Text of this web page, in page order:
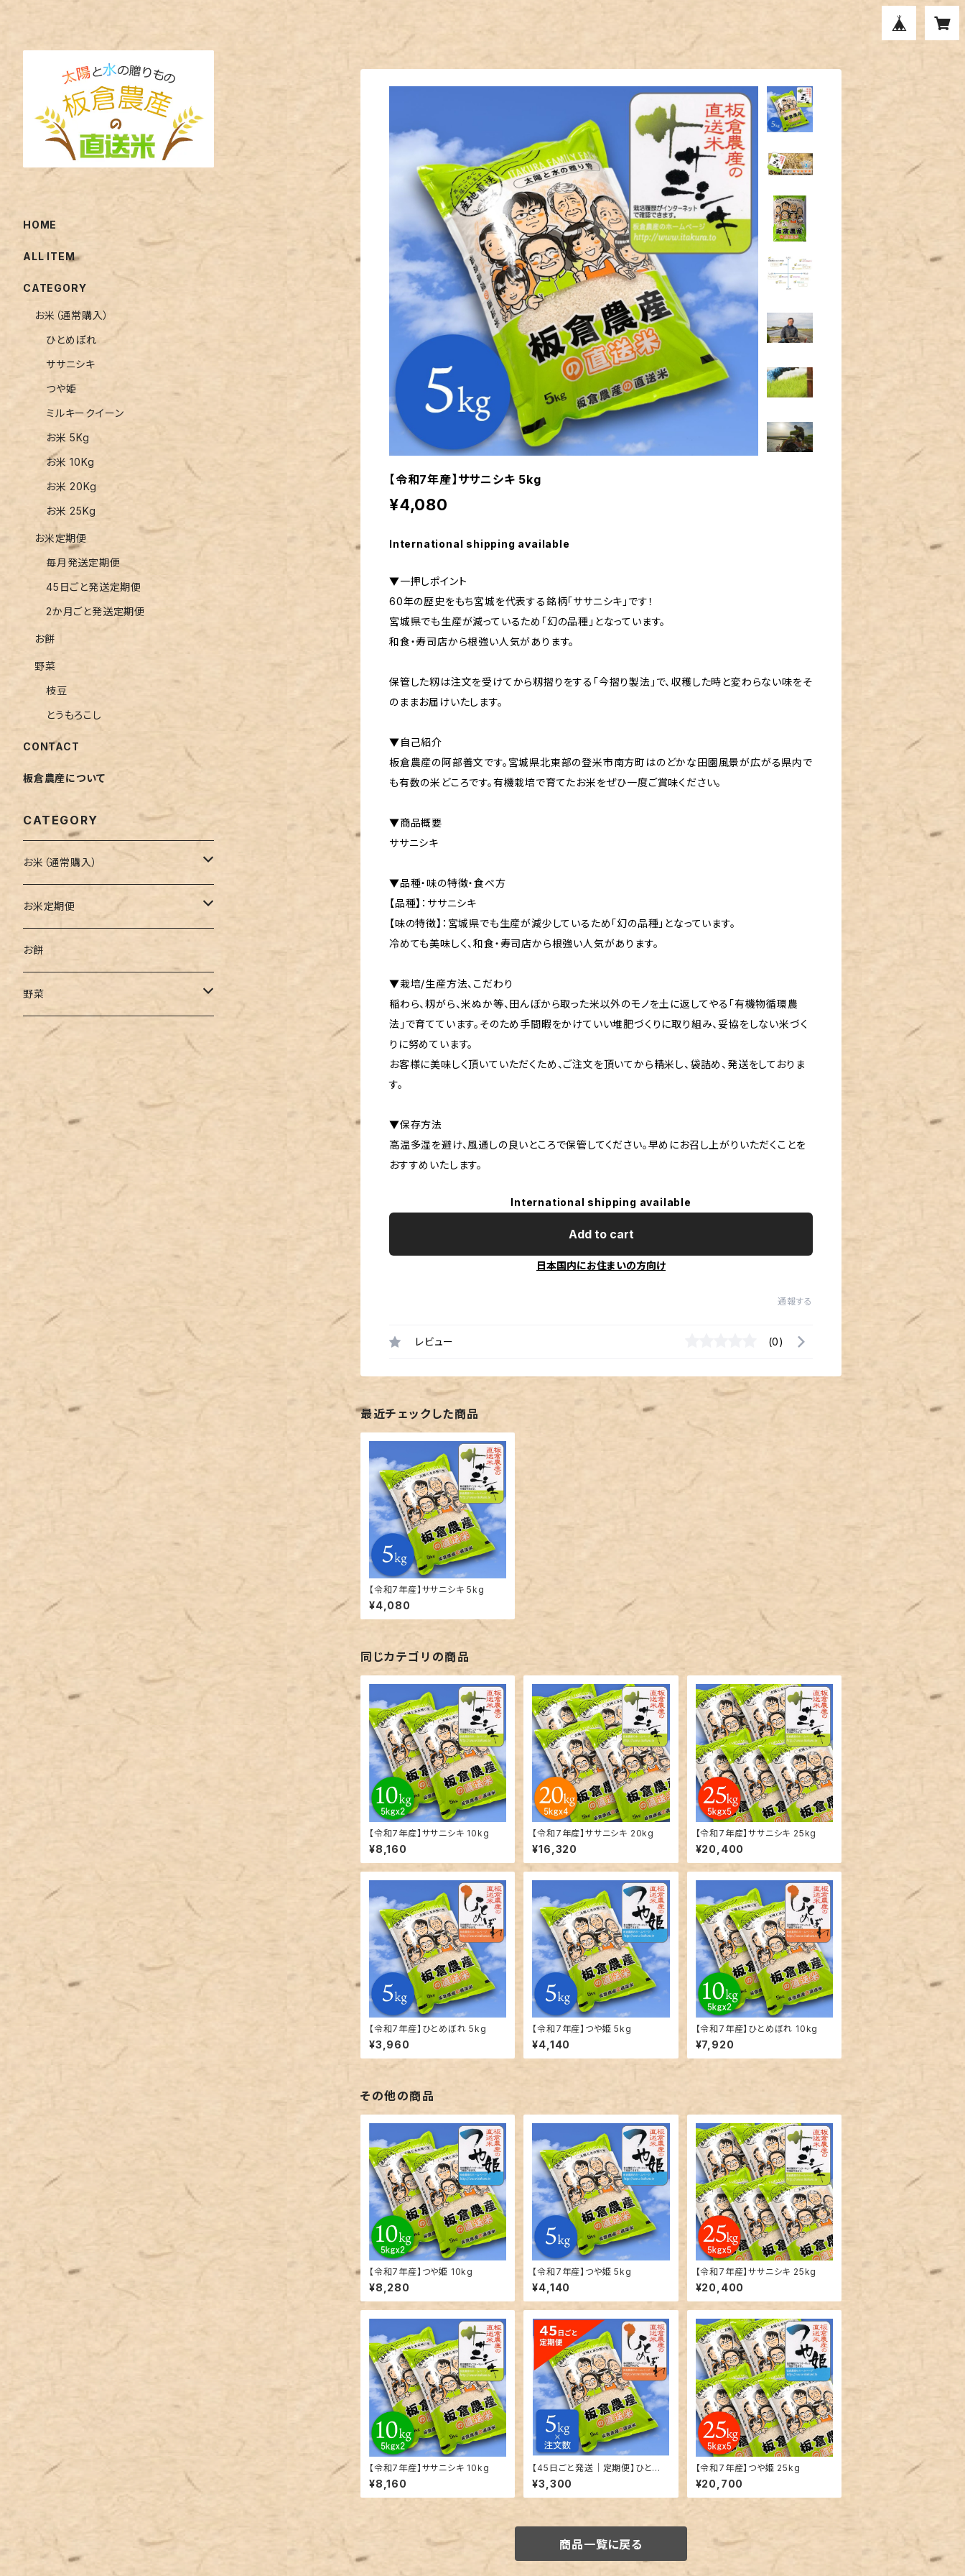
【令和7年産】ササニシキ 5kg
¥4,080
International shipping available
▼一押しポイント
60年の歴史をもち宮城を代表する銘柄「ササニシキ」です！
宮城県でも生産が減っているため「幻の品種」となっています。
和食・寿司店から根強い人気があります。
保管した籾は注文を受けてから籾摺りをする「今摺り製法」で、収穫した時と変わらない味をそ
のままお届けいたします。
▼自己紹介
板倉農産の阿部善文です。宮城県北東部の登米市南方町はのどかな田園風景が広がる県内で
も有数の米どころです。有機栽培で育てたお米をぜひ一度ご賞味ください。
▼商品概要
ササニシキ
▼品種・味の特徴・食べ方
【品種】：ササニシキ
【味の特徴】：宮城県でも生産が減少しているため「幻の品種」となっています。
冷めても美味しく、和食・寿司店から根強い人気があります。
▼栽培/生産方法、こだわり
稲わら、籾がら、米ぬか等、田んぼから取った米以外のモノを土に返してやる「有機物循環農
法」で育てています。そのため手間暇をかけていい堆肥づくりに取り組み、妥協をしない米づく
りに努めています。
お客様に美味しく頂いていただくため、ご注文を頂いてから精米し、袋詰め、発送をしておりま
す。
▼保存方法
高温多湿を避け、風通しの良いところで保管してください。早めにお召し上がりいただくことを
おすすめいたします。
International shipping available
Add to cart
日本国内にお住まいの方向け
通報する
レビュー (0)
最近チェックした商品
【令和7年産】ササニシキ 5kg
¥4,080
同じカテゴリの商品
【令和7年産】ササニシキ 10kg
¥8,160
【令和7年産】ササニシキ 20kg
¥16,320
【令和7年産】ササニシキ 25kg
¥20,400
【令和7年産】ひとめぼれ 5kg
¥3,960
【令和7年産】つや姫 5kg
¥4,140
【令和7年産】ひとめぼれ 10kg
¥7,920
その他の商品
【令和7年産】つや姫 10kg
¥8,280
【令和7年産】つや姫 5kg
¥4,140
【令和7年産】ササニシキ 25kg
¥20,400
【令和7年産】ササニシキ 10kg
¥8,160
【45日ごと発送｜定期便】ひとめ
ぼれ｜精米｜5kg単位で発送
¥3,300
【令和7年産】つや姫 25kg
¥20,700
商品一覧に戻る
HOME
ALL ITEM
CATEGORY
お米（通常購入）
ひとめぼれ
ササニシキ
つや姫
ミルキークイーン
お米 5Kg
お米 10Kg
お米 20Kg
お米 25Kg
お米定期便
毎月発送定期便
45日ごと発送定期便
2か月ごと発送定期便
お餅
野菜
枝豆
とうもろこし
CONTACT
板倉農産について
CATEGORY
お米（通常購入）
ひとめぼれ
ササニシキ
つや姫
ミルキークイーン
お米 10Kg
お米定期便
毎月発送定期便
45日ごと発送定期便
2か月ごと発送定期便
お餅
野菜